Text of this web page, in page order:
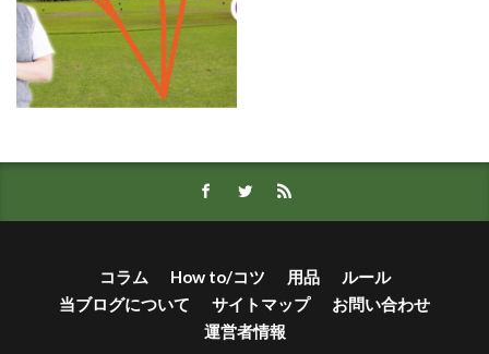
コラム How to/コツ 用品
ルール
当ブログについて
サイトマップ
お問い合わせ
運営者情報